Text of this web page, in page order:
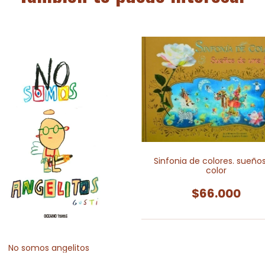
No somos angelitos
Sinfonia de colores.
color
$66.000